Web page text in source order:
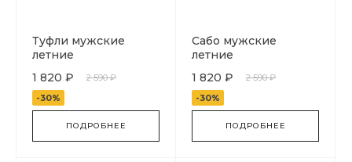
Туфли мужские
летние
1 820 ₽
2 590 ₽
-30%
ПОДРОБНЕЕ
Сабо мужские
летние
1 820 ₽
2 590 ₽
-30%
ПОДРОБНЕЕ